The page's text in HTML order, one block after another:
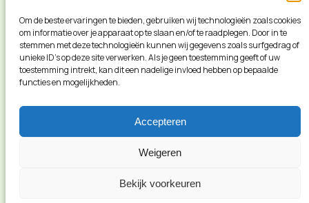
Om de beste ervaringen te bieden, gebruiken wij technologieën zoals cookies
om informatie over je apparaat op te slaan en/of te raadplegen. Door in te
stemmen met deze technologieën kunnen wij gegevens zoals surfgedrag of
unieke ID's op deze site verwerken. Als je geen toestemming geeft of uw
toestemming intrekt, kan dit een nadelige invloed hebben op bepaalde
functies en mogelijkheden.
Accepteren
Weigeren
Bekijk voorkeuren
Route en meer info
vacature
Privacybeleid
Social veiligheid